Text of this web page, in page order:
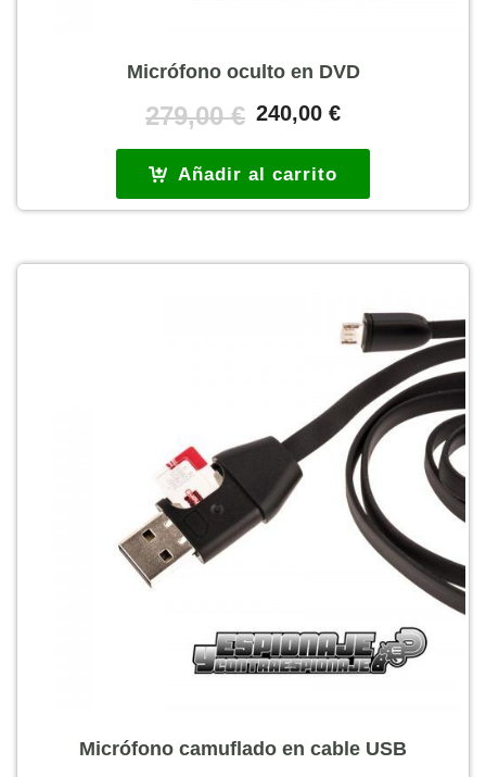
Micrófono oculto en DVD
279,00€ El
era:
279,00 €.
240,00 €El
actual
240,00 €.
Añadir al carrito
Micrófono camuflado en cable USB